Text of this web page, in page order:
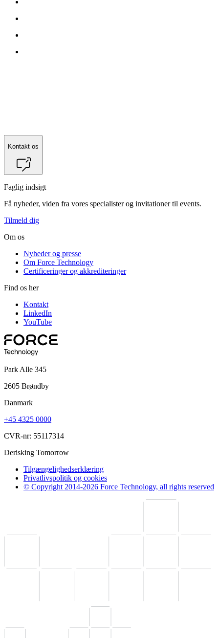
Kontakt os
Faglig indsigt
Få nyheder, viden fra vores specialister og invitationer til events.
Tilmeld dig
Om os
Nyheder og presse
Om Force Technology
Certificeringer og akkrediteringer
Find os her
Kontakt
LinkedIn
YouTube
Park Alle 345
2605 Brøndby
Danmark
+45 4325 0000
CVR-nr: 55117314
Derisking Tomorrow
Tilgængelighedserklæring
Privatlivspolitik og cookies
© Copyright 2014-2026 Force Technology, all rights reserved